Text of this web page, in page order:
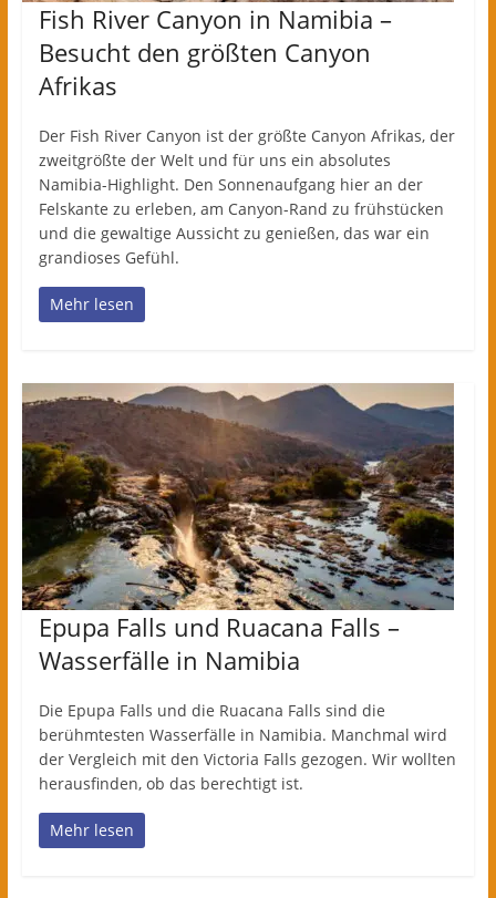
Fish River Canyon in Namibia –
Besucht den größten Canyon
Afrikas
Der Fish River Canyon ist der größte Canyon Afrikas, der
zweitgrößte der Welt und für uns ein absolutes
Namibia-Highlight. Den Sonnenaufgang hier an der
Felskante zu erleben, am Canyon-Rand zu frühstücken
und die gewaltige Aussicht zu genießen, das war ein
grandioses Gefühl.
Mehr lesen
Epupa Falls und Ruacana Falls –
Wasserfälle in Namibia
Die Epupa Falls und die Ruacana Falls sind die
berühmtesten Wasserfälle in Namibia. Manchmal wird
der Vergleich mit den Victoria Falls gezogen. Wir wollten
herausfinden, ob das berechtigt ist.
Mehr lesen